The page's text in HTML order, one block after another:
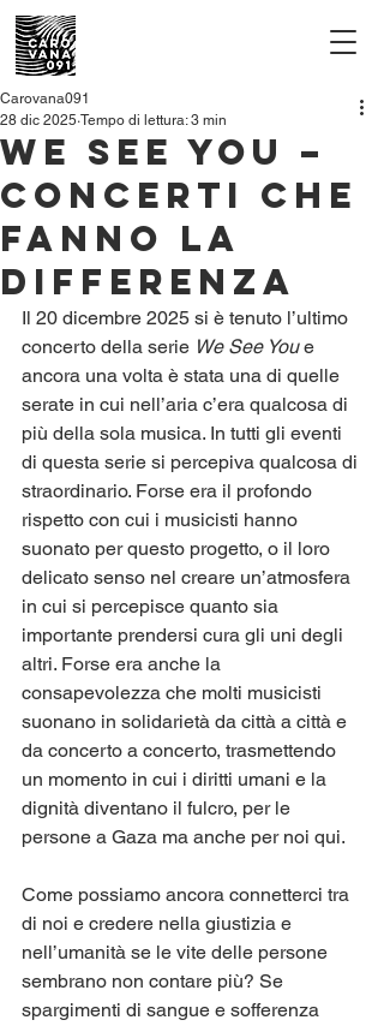
We See You –
Concerti che
fanno la
differenza
Carovana091
28 dic 2025 Tempo di lettura: 3 min
Il 20 dicembre 2025 si è tenuto l’ultimo
concerto della serie We See You e
ancora una volta è stata una di quelle
serate in cui nell’aria c’era qualcosa di
più della sola musica. In tutti gli eventi
di questa serie si percepiva qualcosa di
straordinario. Forse era il profondo
rispetto con cui i musicisti hanno
suonato per questo progetto, o il loro
delicato senso nel creare un’atmosfera
in cui si percepisce quanto sia
importante prendersi cura gli uni degli
altri. Forse era anche la
consapevolezza che molti musicisti
suonano in solidarietà da città a città e
da concerto a concerto, trasmettendo
un momento in cui i diritti umani e la
dignità diventano il fulcro, per le
persone a Gaza ma anche per noi qui.
Come possiamo ancora connetterci tra
di noi e credere nella giustizia e
nell’umanità se le vite delle persone
sembrano non contare più? Se
spargimenti di sangue e sofferenza